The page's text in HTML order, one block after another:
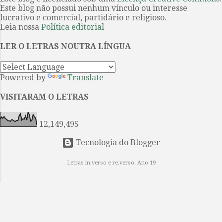
a ser produzido int...
culto. Um estremecimento
percorreu o infinito mundo das
encheram-se de lágrimas.
INTERMINÁVEL AMOR Parece-me
que te amei de inúmeras maneiras,
inúmeras vezes, Na vida após vida,
em eras após eras eternamente. O
voltou a fazer o colar das canções
Que tomaste como uma pre...
Este blog não possui nenhum vínculo ou interesse
lucrativo e comercial, partidário e religioso.
Leia nossa Política editorial
LER O LETRAS NOUTRA LÍNGUA
Powered by Translate
VISITARAM O LETRAS
12,149,495
Tecnologia do Blogger
Letras in.verso e re.verso. Ano 19